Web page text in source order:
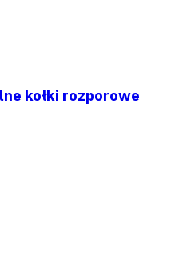
kołki rozporowe